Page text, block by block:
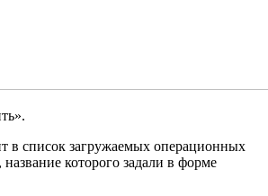
в список загружаемых операционных
которого задали в форме